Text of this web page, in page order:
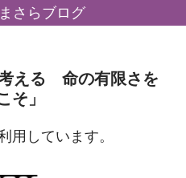
さらブログ
考える 命の有限さを
そ」
用しています。